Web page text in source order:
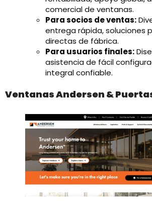
comercial de ventanas.
Para socios de ventas:
entrega rápida, soluciones
directas de fábrica.
Para usuarios finales:
asistencia de fácil
integral confiable.
Ventanas Andersen &